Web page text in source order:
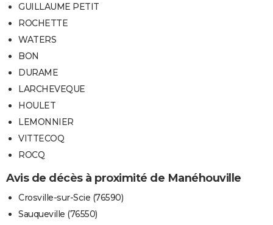
GUILLAUME PETIT
ROCHETTE
WATERS
BON
DURAME
LARCHEVEQUE
HOULET
LEMONNIER
VITTECOQ
ROCQ
Avis de décès à proximité de Manéhouville
Crosville-sur-Scie (76590)
Sauqueville (76550)